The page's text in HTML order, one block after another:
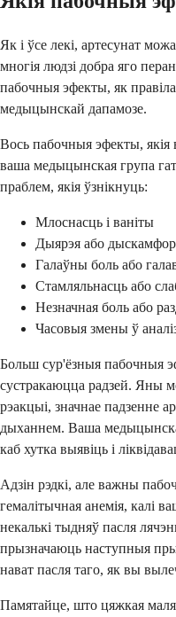
Як і ўсе лекі, артесунат
многія людзі добра яго
пабочныя эфекты, як
медыцынскай дапамозе.
Вось пабочныя эфекты,
ваша медыцынская група
праблем, якія ўзнікнуць:
Млоснасць і ваніты
Дыярэя або
Галаўны боль або
Стамляльнасць або
Незначная боль або
Часовыя змены ў
Больш сур'ёзныя пабочныя
сустракаюцца радзей. Яны
рэакцыі, значнае падзенне
дыханнем. Ваша
каб хутка выявіць і
Адзін рэдкі, але важны
гемалітычная анемія, калі
некалькі тыдняў пасля
прызначаюць наступныя
нават пасля таго, як вы
Памятайце, што цяжкая